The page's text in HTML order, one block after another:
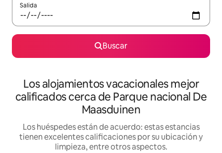
Salida
Buscar
Los alojamientos vacacionales mejor
calificados cerca de Parque nacional De
Maasduinen
Los huéspedes están de acuerdo: estas estancias
tienen excelentes calificaciones por su ubicación y
limpieza, entre otros aspectos.